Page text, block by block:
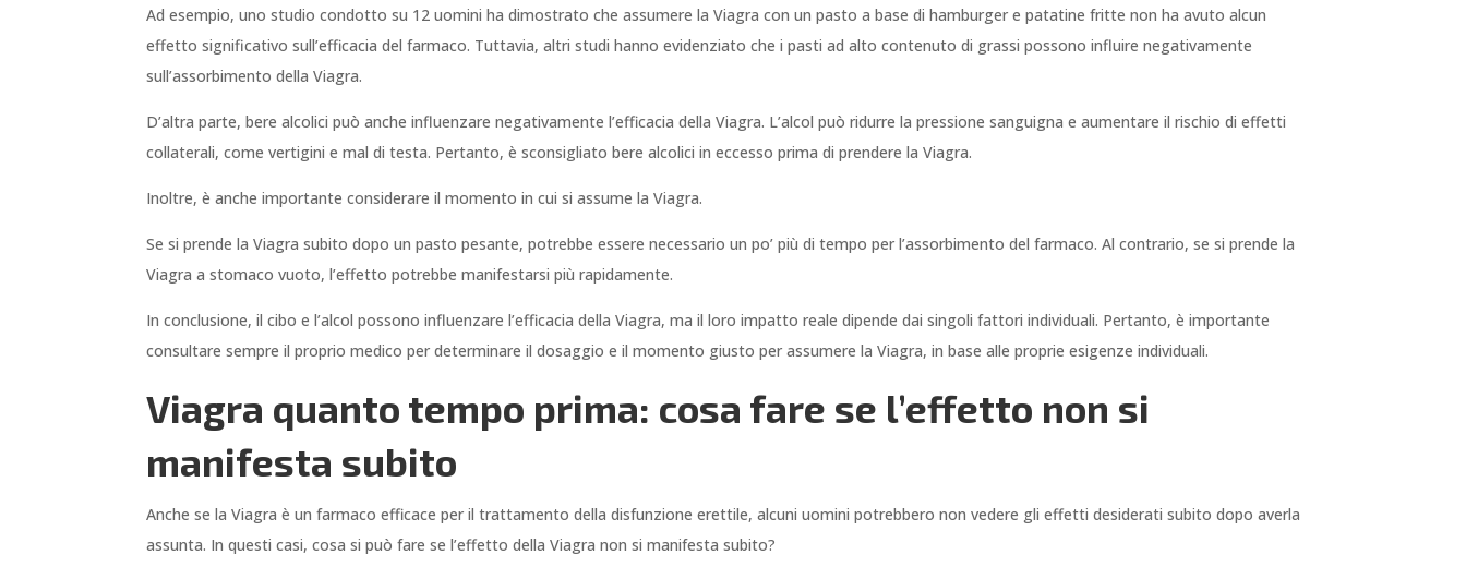
Ad esempio, uno studio condotto su 12 uomini ha dimostrato che assumere la Viagra con un pasto a base di hamburger e patatine fritte non ha avuto alcun
effetto significativo sull’efficacia del farmaco. Tuttavia, altri studi hanno evidenziato che i pasti ad alto contenuto di grassi possono influire negativamente
sull’assorbimento della Viagra.
D’altra parte, bere alcolici può anche influenzare negativamente l’efficacia della Viagra. L’alcol può ridurre la pressione sanguigna e aumentare il rischio di effetti
collaterali, come vertigini e mal di testa. Pertanto, è sconsigliato bere alcolici in eccesso prima di prendere la Viagra.
Inoltre, è anche importante considerare il momento in cui si assume la Viagra.
Se si prende la Viagra subito dopo un pasto pesante, potrebbe essere necessario un po’ più di tempo per l’assorbimento del farmaco. Al contrario, se si prende la
Viagra a stomaco vuoto, l’effetto potrebbe manifestarsi più rapidamente.
In conclusione, il cibo e l’alcol possono influenzare l’efficacia della Viagra, ma il loro impatto reale dipende dai singoli fattori individuali. Pertanto, è importante
consultare sempre il proprio medico per determinare il dosaggio e il momento giusto per assumere la Viagra, in base alle proprie esigenze individuali.
Viagra quanto tempo prima: cosa fare se l’effetto non si
manifesta subito
Anche se la Viagra è un farmaco efficace per il trattamento della disfunzione erettile, alcuni uomini potrebbero non vedere gli effetti desiderati subito dopo averla
assunta. In questi casi, cosa si può fare se l’effetto della Viagra non si manifesta subito?